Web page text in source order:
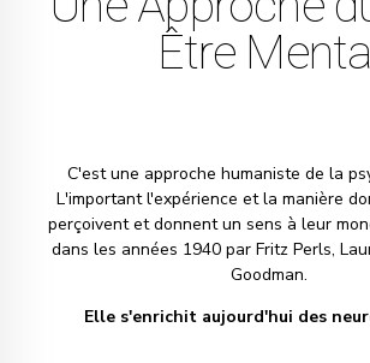
Être
C'est une approche humaniste de la
L'important l'expérience et la manière
perçoivent et donnent un sens à leur
dans les années 1940 par Fritz Perls,
Goodman.
Elle s'enrichit aujourd'hui des